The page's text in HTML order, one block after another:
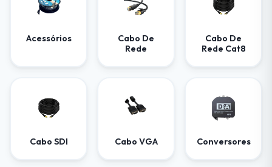
Acessórios
Cabo De
Rede
Cabo De
Rede Cat8
Cabo SDI Cabo VGA Conversores